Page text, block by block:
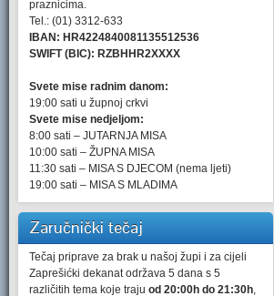
praznicima.
Tel.: (01) 3312-633
IBAN: HR4224840081135512536
SWIFT (BIC): RZBHHR2XXXX
Svete mise radnim danom:
19:00 sati u župnoj crkvi
Svete mise nedjeljom:
8:00 sati – JUTARNJA MISA
10:00 sati – ŽUPNA MISA
11:30 sati – MISA S DJECOM (nema ljeti)
19:00 sati – MISA S MLADIMA
Zaručnički tečaj
Tečaj priprave za brak u našoj župi i za cijeli
Zaprešićki dekanat održava 5 dana s 5
različitih tema koje traju od 20:00h do 21:30h,